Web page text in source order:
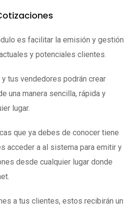
es facilitar la emisión y gestión
y potenciales clientes.
tus vendedores podrán crear
una manera sencilla, rápida y
lugar.
que ya debes de conocer tiene
acceder a al sistema para emitir y
desde cualquier lugar donde
a tus clientes, estos recibirán un